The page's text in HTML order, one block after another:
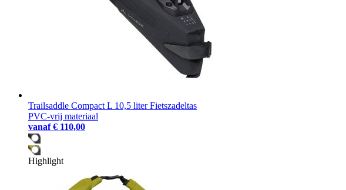
Trailsaddle Compact L 10,5 liter Fietszadeltas
PVC-vrij materiaal
vanaf € 110,00
Highlight